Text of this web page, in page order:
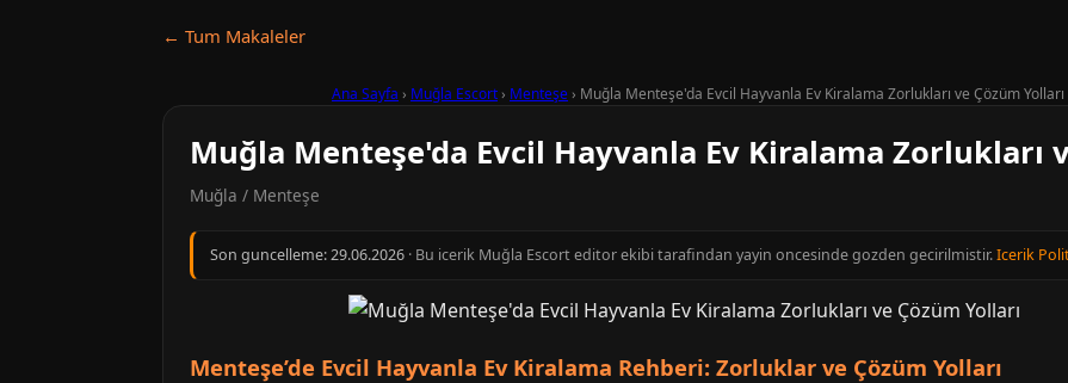
← Tum Makaleler
Ana Sayfa › Muğla Escort› Menteşe› Muğla Menteşe'da Evcil Hayvanla Ev Kiralama Zorlukları ve Çözüm Yolları
Muğla Menteşe'da Evcil Hayvanla Ev Kiralama Zorlukları
Muğla / Menteşe
Son guncelleme:29.06.2026 · Bu icerik Muğla Escort editor ekibi tarafindan yayin oncesinde gozden gecirilmistir.Icerik
Menteşe’de Evcil Hayvanla Ev Kiralama Rehberi: Zorluklar ve Çözüm Yolları